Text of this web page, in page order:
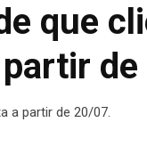
que
a partir de 20/07.